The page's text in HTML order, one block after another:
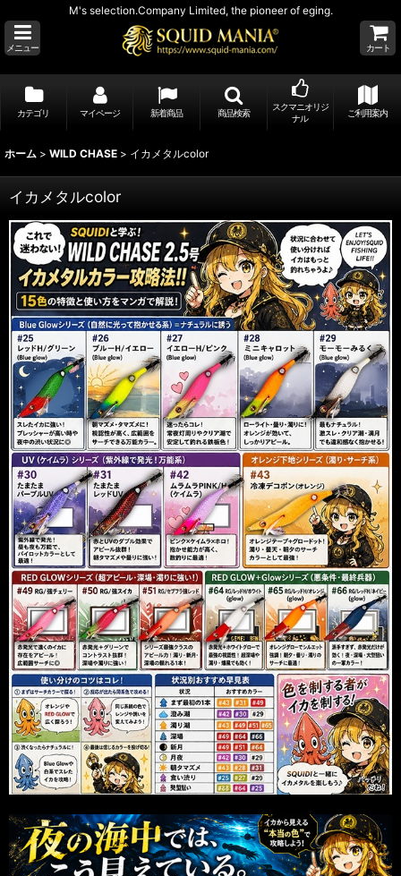
M's selection.Company Limited, the pioneer of eging.
メニュー カート
カテゴリ マイページ 新着商品 商品検索
スクマニオリジ
ナル
ご利用案内
ホーム > WILD CHASE > イカメタルcolor
イカメタルcolor